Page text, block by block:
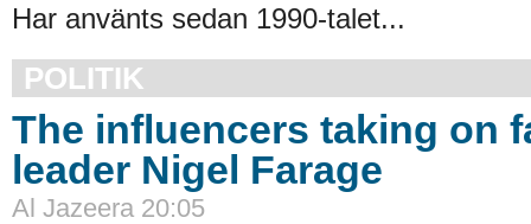
Har använts sedan 1990-talet...
POLITIK
The influencers taking on
leader Nigel Farage
Al Jazeera 20:05